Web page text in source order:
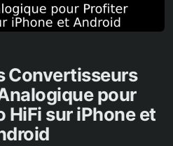
Convertisseurs
pour
HiFi sur iPhone et